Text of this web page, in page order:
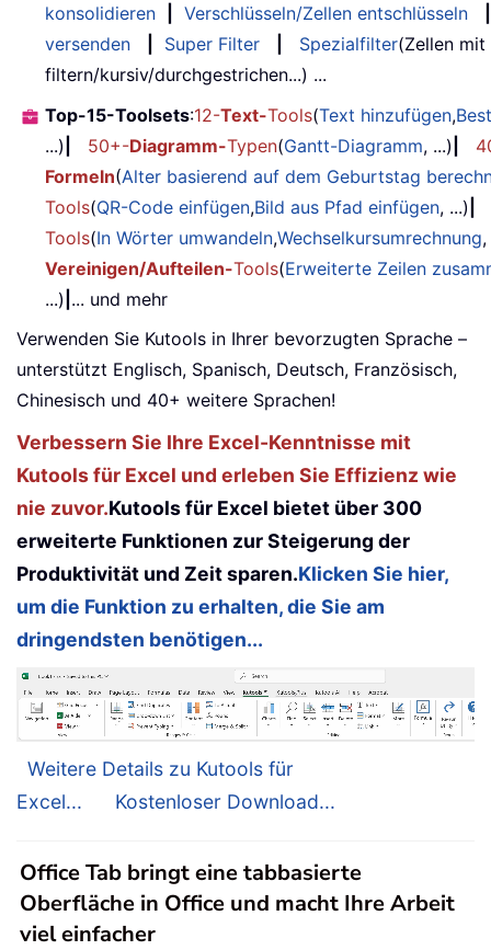
konsolidieren
Verschlüsseln/Zellen entschlüsseln
versenden
Super Filter Spezialfilter(Zellen
filtern/kursiv/durchgestrichen...) ...
Top-15-Toolsets:12-Text-Tools(Text hinzufügen,
...)
50+-Diagramm-Typen(Gantt-Diagramm, ...)
Formeln(Alter basierend auf dem Geburtstag
Tools(QR-Code einfügen,Bild aus Pfad einfügen, ...)
Tools(In Wörter umwandeln,Wechselkursumrechnung
Vereinigen/Aufteilen-Tools(Erweiterte Zeilen
...) ... und mehr
Verwenden Sie Kutools in Ihrer bevorzugten Sprache –
unterstützt Englisch, Spanisch, Deutsch, Französisch,
Chinesisch und 40+ weitere Sprachen!
Verbessern Sie Ihre Excel-Kenntnisse mit
Kutools für Excel und erleben Sie Effizienz wie
nie zuvor.Kutools für Excel bietet über 300
erweiterte Funktionen zur Steigerung der
Produktivität und Zeit sparen.Klicken Sie hier,
um die Funktion zu erhalten, die Sie am
dringendsten benötigen...
Weitere Details zu Kutools für
Excel...
Kostenloser Download...
Office Tab bringt eine tabbasierte
Oberfläche in Office und macht Ihre Arbeit
viel einfacher